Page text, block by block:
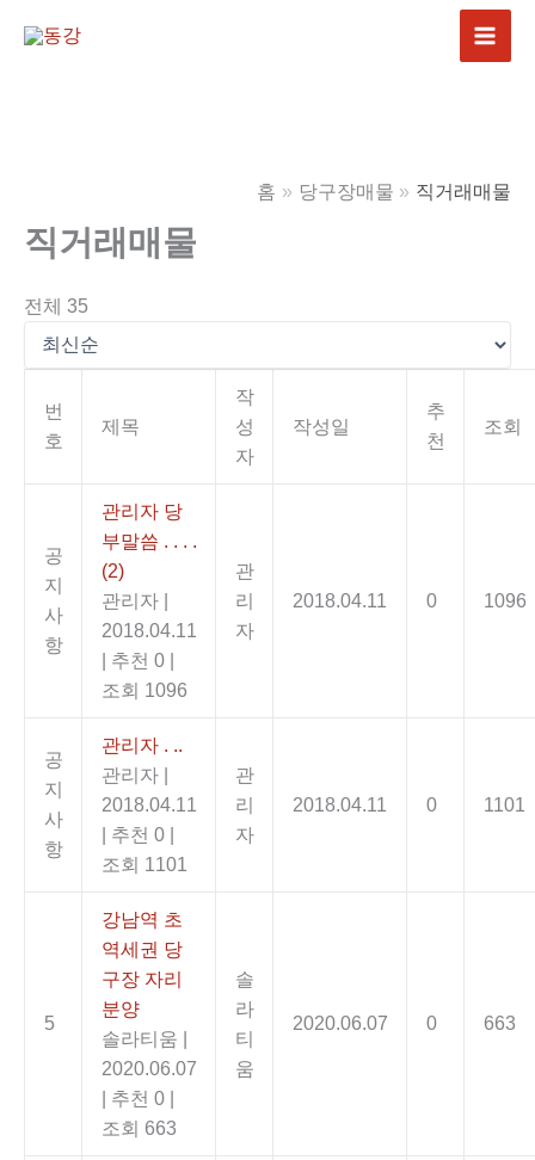
홈 당구장매물 직거래매물
직거래매물
전체 35
번
호
제목
작
성
자
작성일
추
천
조회
공
지
사
항
관리자 당
부말씀 . . . .
(2)
관리자
2018.04.11
추천 0
조회 1096
관
리
자
2018.04.11 0 1096
공
지
사
항
관리자 . ..
관리자
2018.04.11
추천 0
조회 1101
관
리
자
2018.04.11 0 1101
5
강남역 초
역세권 당
구장 자리
분양
솔라티움
2020.06.07
추천 0
조회 663
솔
라
티
움
2020.06.07 0 663